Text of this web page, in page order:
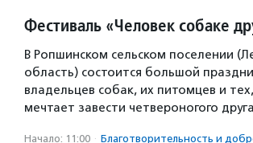
Фестиваль «Человек собаке
В Ропшинском сельском поселении
область) состоится большой
владельцев собак, их питомцев и
мечтает завести четвероногого
Начало: 11:00 · Благотвори­тель­ность и